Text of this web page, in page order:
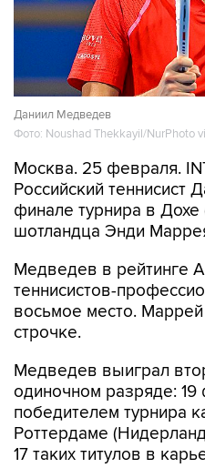
Даниил Медведев
Фото: Noushad Thekkayil/NurPhoto
Москва. 25 февраля.
Российский теннисист
финале турнира в Дохе
шотландца Энди
Медведев в рейтинге
теннисистов-
восьмое место. Маррей
строчке.
Медведев выиграл
одиночном разряде: 19
победителем турнира
Роттердаме
17 таких титулов в